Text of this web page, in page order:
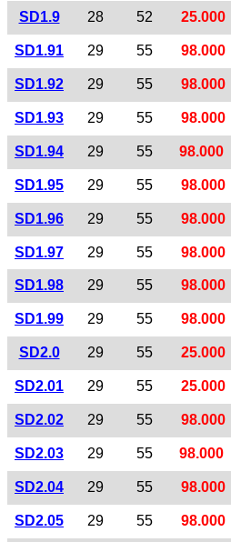
SD1.9 28 52 25.000
SD1.91 29 55 98.000
SD1.92 29 55 98.000
SD1.93 29 55 98.000
SD1.94 29 55 98.000
SD1.95 29 55 98.000
SD1.96 29 55 98.000
SD1.97 29 55 98.000
SD1.98 29 55 98.000
SD1.99 29 55 98.000
SD2.0 29 55 25.000
SD2.01 29 55 25.000
SD2.02 29 55 98.000
SD2.03 29 55 98.000
SD2.04 29 55 98.000
SD2.05 29 55 98.000